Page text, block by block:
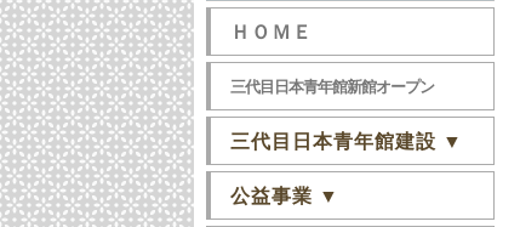
ＨＯＭＥ
三代目日本青年館新館オープン
三代目日本青年館建設 ▼
公益事業 ▼